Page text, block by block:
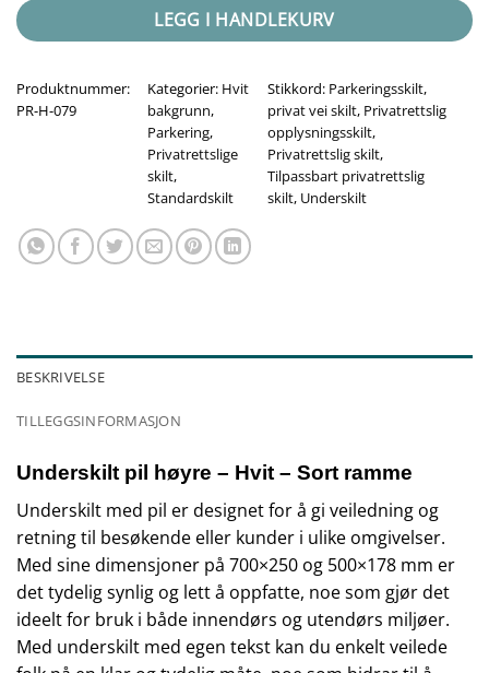
LEGG I HANDLEKURV
Produktnummer:
PR-H-079
Kategorier: Hvit
bakgrunn,
Parkering,
Privatrettslige
skilt,
Standardskilt
Stikkord: Parkeringsskilt,
privat vei skilt, Privatrettslig
opplysningsskilt,
Privatrettslig skilt,
Tilpassbart privatrettslig
skilt, Underskilt
BESKRIVELSE
TILLEGGSINFORMASJON
Underskilt pil høyre – Hvit – Sort ramme
Underskilt med pil er designet for å gi veiledning og
retning til besøkende eller kunder i ulike omgivelser.
Med sine dimensjoner på 700×250 og 500×178 mm er
det tydelig synlig og lett å oppfatte, noe som gjør det
ideelt for bruk i både innendørs og utendørs miljøer.
Med underskilt med egen tekst kan du enkelt veilede